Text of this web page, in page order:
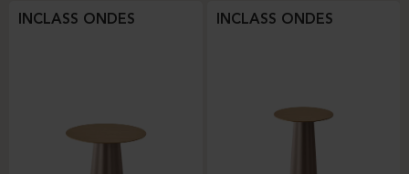
INCLASS ONDES INCLASS ONDES